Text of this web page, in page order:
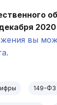
вы
149-ФЗ